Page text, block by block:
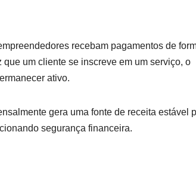
recebam pagamentos de
um cliente se inscreve em um serviço, o
ativo.
gera uma fonte de receita estável
segurança financeira.